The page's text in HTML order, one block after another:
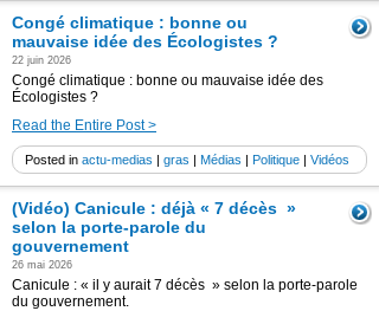
Congé climatique : bonne ou
mauvaise idée des Écologistes ?
22 juin 2026
Congé climatique : bonne ou mauvaise idée des
Écologistes ?
Read the Entire Post >
Posted in actu-medias | gras | Médias | Politique | Vidéos
(Vidéo) Canicule : déjà « 7 décès »
selon la porte-parole du
gouvernement
26 mai 2026
Canicule : « il y aurait 7 décès » selon la porte-parole
du gouvernement.